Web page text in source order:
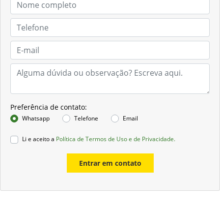
Preferência de contato:
Whatsapp Telefone Email
Li e aceito a Política de Termos de Uso e de Privacidade.
Entrar em contato